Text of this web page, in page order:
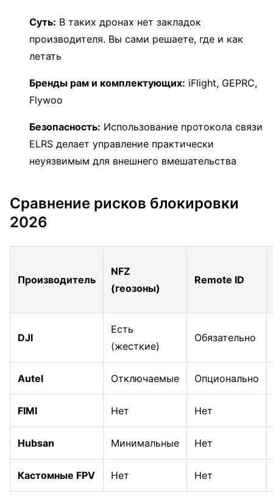
Суть: В таких дронах нет закладок
производителя. Вы сами решаете, где и как
летать
Бренды рам и комплектующих: iFlight, GEPRC,
Flywoo
Безопасность: Использование протокола связи
ELRS делает управление практически
неуязвимым для внешнего вмешательства
Сравнение рисков блокировки
2026
Производитель
NFZ
(геозоны)
Remote ID
DJI
Есть
(жесткие)
Обязательно
Autel Отключаемые Опционально
FIMI Нет Нет
Hubsan Минимальные Нет
Кастомные FPV Нет Нет